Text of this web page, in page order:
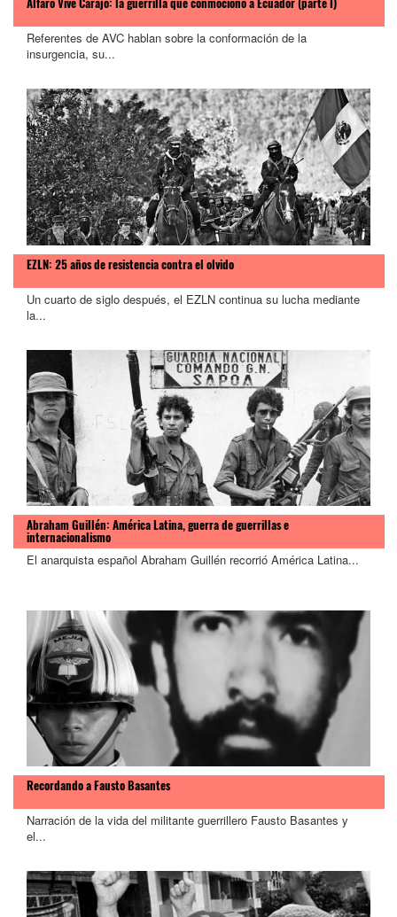
Alfaro Vive Carajo: la guerrilla que conmocionó a Ecuador (parte I)
Referentes de AVC hablan sobre la conformación de la
insurgencia, su...
EZLN: 25 años de resistencia contra el olvido
Un cuarto de siglo después, el EZLN continua su lucha mediante
la...
Abraham Guillén: América Latina, guerra de guerrillas e
internacionalismo
El anarquista español Abraham Guillén recorrió América Latina...
Recordando a Fausto Basantes
Narración de la vida del militante guerrillero Fausto Basantes y
el...